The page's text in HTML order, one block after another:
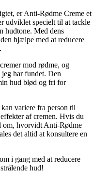
er Anti-Rødme Creme et
udviklet specielt til at tackle
hudtone. Med dens
hjælpe med at reducere
mod rødme, og
har fundet. Den
hud blød og fri for
variere fra person til
af cremen. Hvis du
om, hvorvidt Anti-Rødme
det altid at konsultere en
i gang med at reducere
hud!